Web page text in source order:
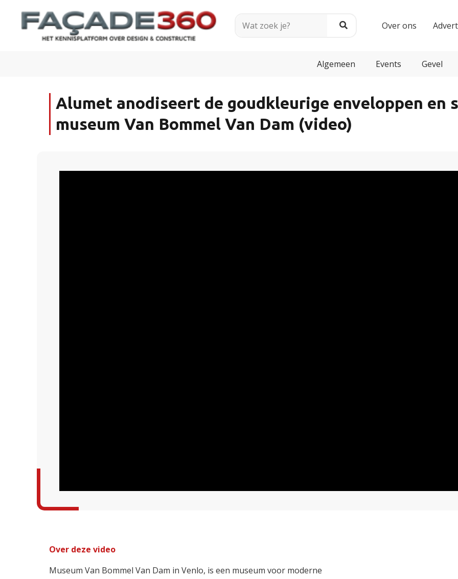
Over ons
Algemeen Events Gevel
Alumet anodiseert de goudkleurige enveloppen en
museum Van Bommel Van Dam (video)
Over deze video
Museum Van Bommel Van Dam in Venlo, is een museum voor moderne